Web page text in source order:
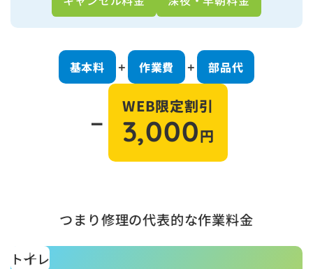
基本料 ＋ 作業費 ＋ 部品代
－
WEB限定割引
3,000円
つまり修理の代表的な作業料金
トイレ